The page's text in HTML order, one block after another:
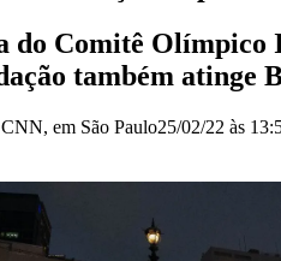
do Comitê Olímpico
também atinge
CNN, em São Paulo25/02/22 às